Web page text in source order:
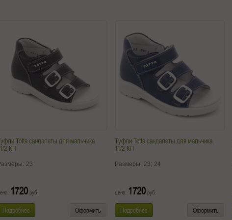
Totta сандалеты для мальчика
2-КП
23
1720 руб.
Подробнее Оформить
Туфли Totta сандалеты для мальчика
11/2-КП
Размеры: 23; 24
цена: 1720 руб.
Подробнее Оформить